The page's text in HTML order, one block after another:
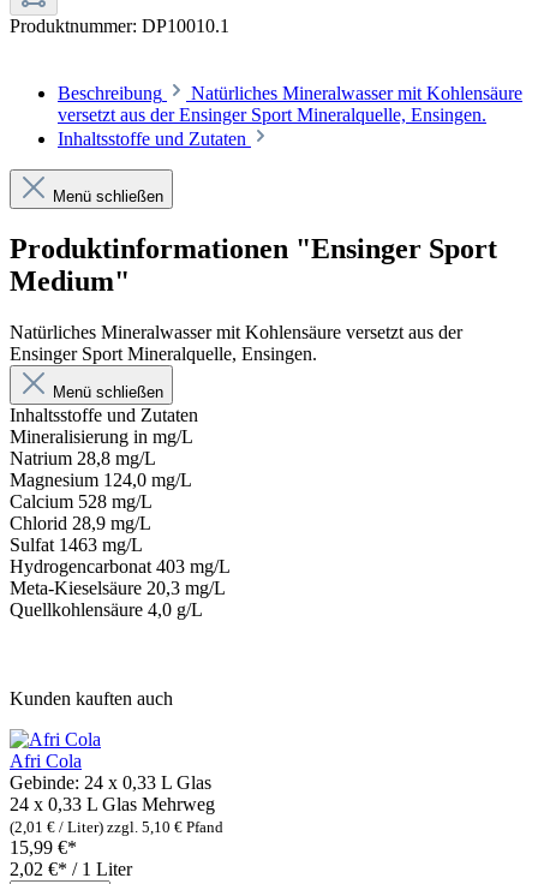
Produktnummer: DP10010.1
Beschreibung
Natürliches Mineralwasser mit Kohlensäure
versetzt aus der Ensinger Sport Mineralquelle, Ensingen.
Inhaltsstoffe und Zutaten
Menü schließen
Produktinformationen "Ensinger Sport
Medium"
Natürliches Mineralwasser mit Kohlensäure versetzt aus der
Ensinger Sport Mineralquelle, Ensingen.
Menü schließen
Inhaltsstoffe und Zutaten
Mineralisierung in mg/L
Natrium 28,8 mg/L
Magnesium 124,0 mg/L
Calcium 528 mg/L
Chlorid 28,9 mg/L
Sulfat 1463 mg/L
Hydrogencarbonat 403 mg/L
Meta-Kieselsäure 20,3 mg/L
Quellkohlensäure 4,0 g/L
Kunden kauften auch
Afri Cola
Gebinde: 24 x 0,33 L Glas
24 x 0,33 L Glas Mehrweg
(2,01 € / Liter) zzgl. 5,10 € Pfand
15,99 €*
2,02 €* / 1 Liter